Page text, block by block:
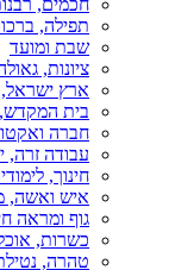
חכמים,
תפילה,
שבת ומועד
ציונות,
ארץ ישראל,
בית
חברה
עבודה זרה,
חינוך,
איש ואשה,
גוף ומראה
כשרות,
טהרה,